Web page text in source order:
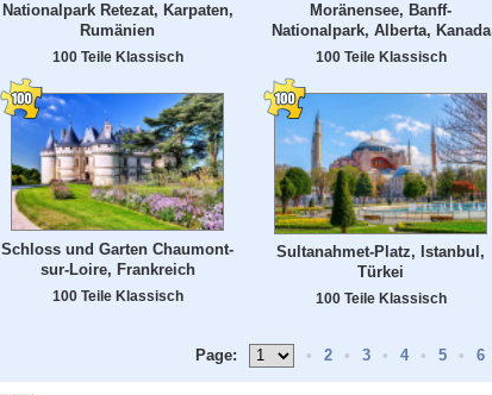
Nationalpark Retezat, Karpaten,
Rumänien
100 Teile Klassisch
Moränensee, Banff-
Nationalpark, Alberta, Kanada
100 Teile Klassisch
Schloss und Garten Chaumont-
sur-Loire, Frankreich
100 Teile Klassisch
Sultanahmet-Platz, Istanbul,
Türkei
100 Teile Klassisch
Page: • 2 • 3 • 4 • 5 • 6